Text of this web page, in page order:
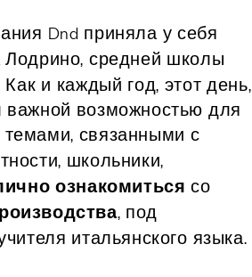
и
Dnd приняла у себя
Лодрино, средней школы
и каждый год, этот день,
важной возможностью для
темами, связанными с
школьники,
ознакомиться со
, под
итальянского языка.